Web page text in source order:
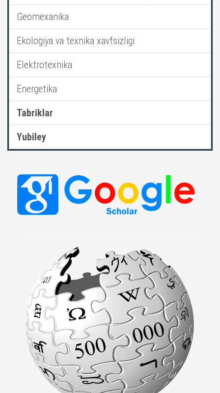
Geomexanika
Ekologiya va texnika xavfsizligi
Elektrotexnika
Energetika
Tabriklar
Yubiley